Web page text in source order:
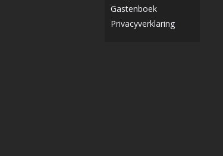
Gastenboek
Privacyverklaring